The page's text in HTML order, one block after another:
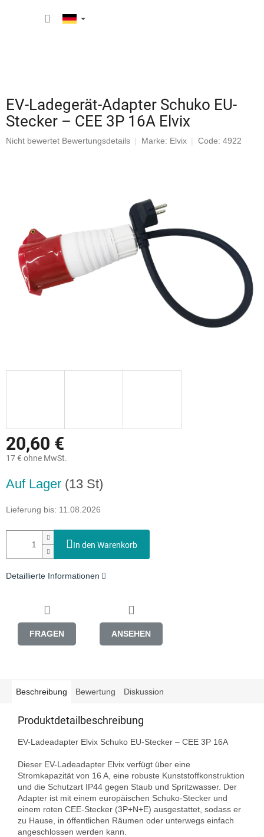
EV-Ladegerät-Adapter Schuko EU-
Stecker – CEE 3P 16A Elvix
Die
Nicht bewertet Bewertungsdetails Marke: Elvix Code: 4922
20,60 €
17 € ohne MwSt.
Auf Lager (13 St)
Lieferung bis: 11.08.2026
In den Warenkorb
Detaillierte Informationen
FRAGEN ANSEHEN
Beschreibung Bewertung Diskussion
Produktdetailbeschreibung
EV-Ladeadapter Elvix Schuko EU-Stecker – CEE 3P 16A
Dieser EV-Ladeadapter Elvix verfügt über eine
Stromkapazität von 16 A, eine robuste Kunststoffkonstruktion
und die Schutzart IP44 gegen Staub und Spritzwasser. Der
Adapter ist mit einem europäischen Schuko-Stecker und
einem roten CEE-Stecker (3P+N+E) ausgestattet, sodass er
zu Hause, in öffentlichen Räumen oder unterwegs einfach
angeschlossen werden kann.